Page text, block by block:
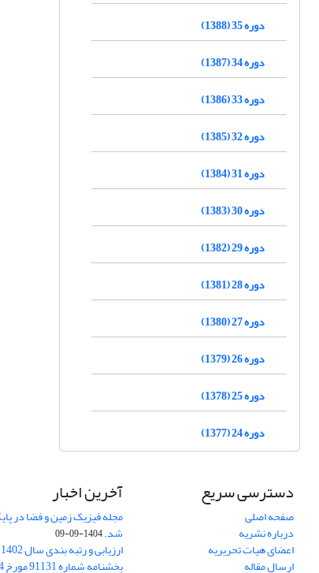
دوره 35 (1388)
دوره 34 (1387)
دوره 33 (1386)
دوره 32 (1385)
دوره 31 (1384)
دوره 30 (1383)
دوره 29 (1382)
دوره 28 (1381)
دوره 27 (1380)
دوره 26 (1379)
دوره 25 (1378)
دوره 24 (1377)
دسترسی سریع
صفحه اصلی
درباره نشریه
اعضای هیات تحریریه
ارسال مقاله
آخرین اخبار
شد.1404-09-09
ارزیابی و رتبه بندی سال 1402
بخشنامه شماره 91131 مورخ 1402/04/04